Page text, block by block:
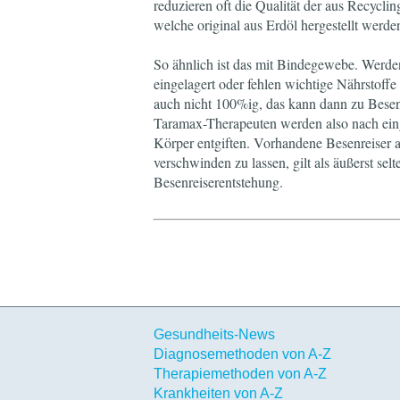
reduzieren oft die Qualität der aus
welche original aus Erdöl hergestellt
So ähnlich ist das mit Bindegewebe.
eingelagert oder fehlen wichtige
auch nicht 100%ig, das kann dann zu
Taramax-Therapeuten werden also nach
Körper entgiften. Vorhandene
verschwinden zu lassen, gilt als äußerst
Besenreiserentstehung.
Gesundheits-News
Diagnosemethoden von A-Z
Therapiemethoden von A-Z
Krankheiten von A-Z